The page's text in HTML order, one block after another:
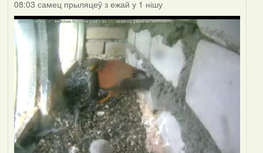
08:03 самец прыляцеў з ежай у 1 нішу